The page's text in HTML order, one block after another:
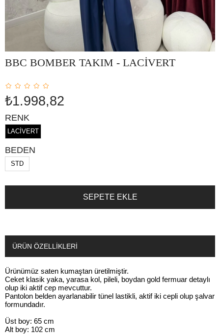
BBC BOMBER TAKIM - LACİVERT
₺1.998,82
RENK
LACİVERT
BEDEN
STD
ÜRÜN ÖZELLIKLERI
Ürünümüz saten kumaştan üretilmiştir.
Ceket klasik yaka, yarasa kol, pileli, boydan gold fermuar detaylı
olup iki aktif cep mevcuttur.
Pantolon belden ayarlanabilir tünel lastikli, aktif iki cepli olup şalvar
formundadır.
Üst boy: 65 cm
Alt boy: 102 cm